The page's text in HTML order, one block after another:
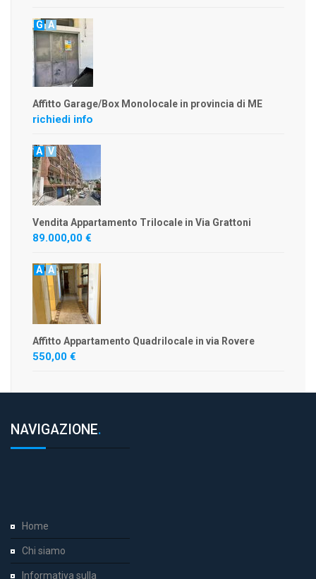
G A
Affitto Garage/Box Monolocale in provincia di ME
richiedi info
A V
Vendita Appartamento Trilocale in Via Grattoni
89.000,00 €
A A
Affitto Appartamento Quadrilocale in via Rovere
550,00 €
NAVIGAZIONE.
Home
Chi siamo
Informativa sulla